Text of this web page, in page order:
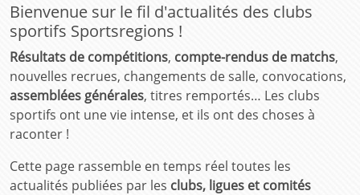
Bienvenue sur le fil d'actualités des clubs
sportifs Sportsregions !
Résultats de compétitions, compte-rendus de matchs,
nouvelles recrues, changements de salle, convocations,
assemblées générales, titres remportés… Les clubs
sportifs ont une vie intense, et ils ont des choses à
raconter !
Cette page rassemble en temps réel toutes les
actualités publiées par les clubs, ligues et comités